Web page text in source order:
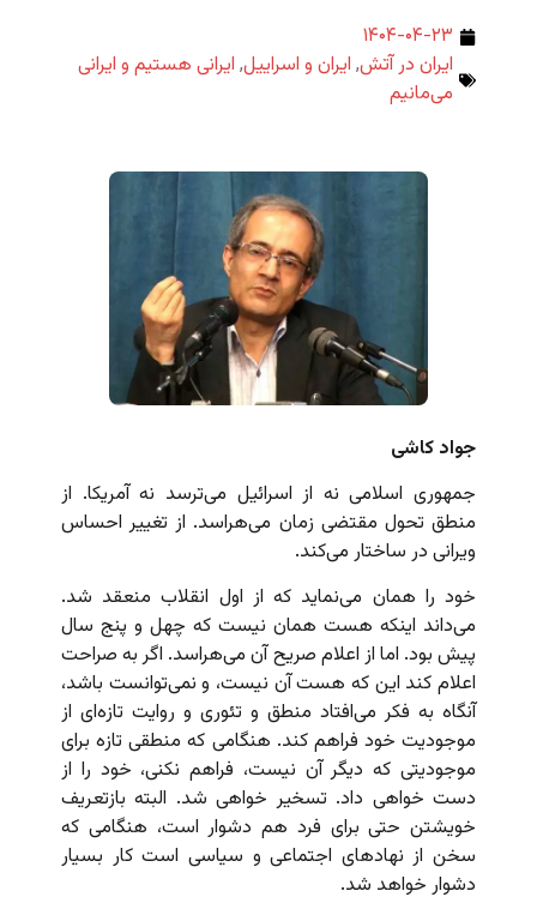
۱۴۰۴-۰۴-۲۳
ایران در آتش, ایران و اسراییل, ایرانی هستیم و ایرانی
می‌مانیم
جواد کاشی
جمهوری اسلامی نه از اسرائیل می‌ترسد نه آمریکا. از
منطق تحول مقتضی زمان می‌هراسد. از تغییر احساس
ویرانی در ساختار می‌کند.
خود را همان می‌نماید که از اول انقلاب منعقد شد.
می‌داند اینکه هست همان نیست که چهل و پنج سال
پیش بود. اما از اعلام صریح آن می‌هراسد. اگر به صراحت
اعلام کند این که هست آن نیست، و نمی‌توانست باشد،
آنگاه به فکر می‌افتاد منطق و تئوری و روایت‌ تازه‌ای از
موجودیت خود فراهم کند. هنگامی که منطقی تازه برای
موجودیتی که دیگر آن نیست، فراهم نکنی، خود را از
دست خواهی داد. تسخیر خواهی شد. البته بازتعریف
خویشتن حتی برای فرد هم دشوار است، هنگامی که
سخن از نهادهای اجتماعی و سیاسی است کار بسیار
دشوار خواهد شد.